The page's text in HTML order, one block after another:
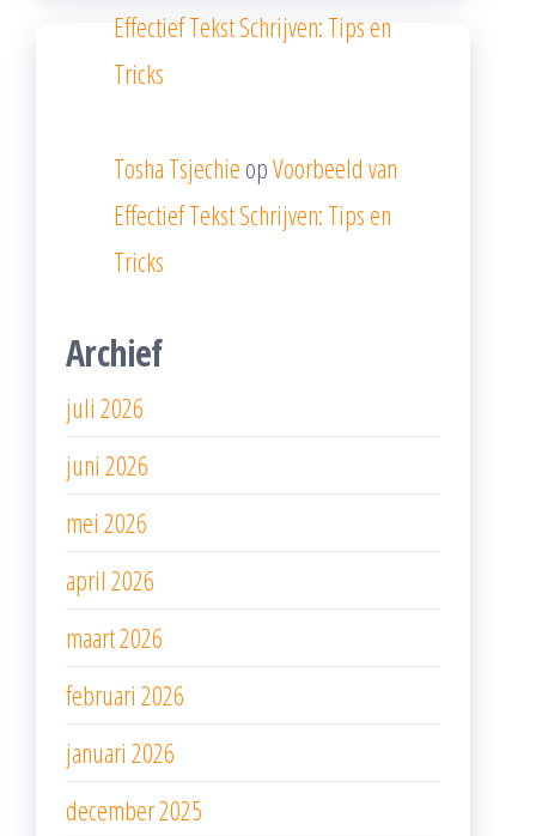
Effectief Tekst Schrijven: Tips en
Tricks
Tosha Tsjechie opVoorbeeld van
Effectief Tekst Schrijven: Tips en
Tricks
Archief
juli 2026
juni 2026
mei 2026
april 2026
maart 2026
februari 2026
januari 2026
december 2025